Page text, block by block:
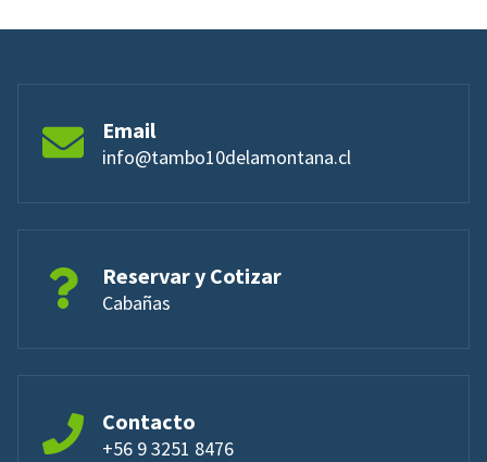
Email
info@tambo10delamontana.cl
Reservar y Cotizar
Cabañas
Contacto
+56 9 3251 8476